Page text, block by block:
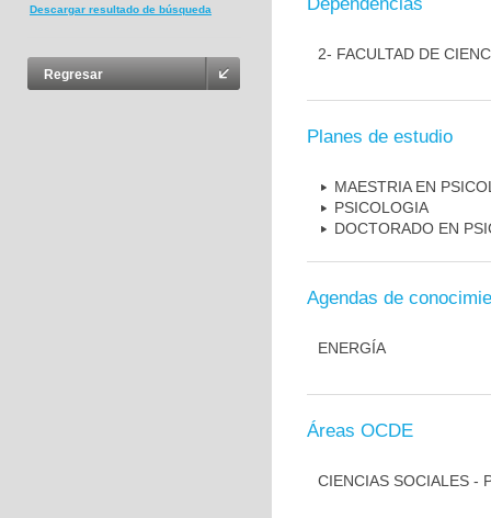
Descargar resultado de búsqueda
Regresar
2- FACULTAD DE
Planes de estudio
MAESTRIA EN
PSICOLOGIA
DOCTORADO EN
Agendas de
ENERGÍA
Áreas OCDE
CIENCIAS SOCIALES -